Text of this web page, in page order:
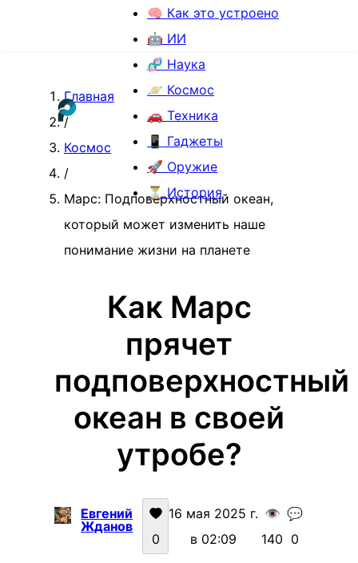
🧠 Как это устроено
🤖 ИИ
🧬 Наука
🪐 Космос
🚗 Техника
📱 Гаджеты
🚀 Оружие
⏳ История
Главная
/
Космос
/
Марс: Подповерхностный океан,
который может изменить наше
понимание жизни на планете
Как Марс
прячет
подповерхностный
океан в своей
утробе?
Евгений
Жданов
0
16 мая 2025 г.
в 02:09
👁️
140
💬
0